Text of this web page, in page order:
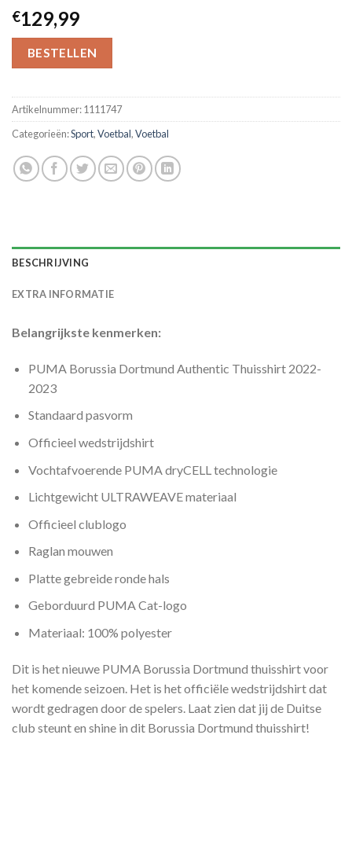
€129,99
BESTELLEN
Artikelnummer:1111747
Categorieën:Sport,Voetbal,Voetbal
BESCHRIJVING
EXTRA INFORMATIE
Belangrijkste kenmerken:
PUMA Borussia Dortmund Authentic Thuisshirt 2022-
2023
Standaard pasvorm
Officieel wedstrijdshirt
Vochtafvoerende PUMA dryCELL technologie
Lichtgewicht ULTRAWEAVE materiaal
Officieel clublogo
Raglan mouwen
Platte gebreide ronde hals
Geborduurd PUMA Cat-logo
Materiaal: 100% polyester
Dit is het nieuwe PUMA Borussia Dortmund thuisshirt voor
het komende seizoen. Het is het officiële wedstrijdshirt dat
wordt gedragen door de spelers. Laat zien dat jij de Duitse
club steunt en shine in dit Borussia Dortmund thuisshirt!